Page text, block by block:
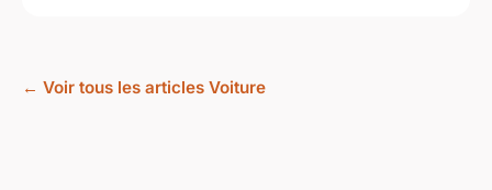
← Voir tous les articles Voiture